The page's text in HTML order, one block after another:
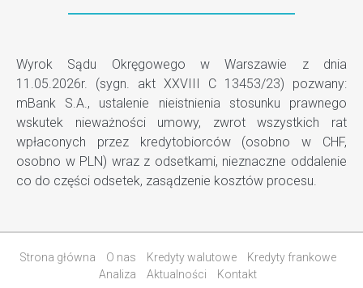
Wyrok Sądu Okręgowego w Warszawie z dnia
11.05.2026r. (sygn. akt XXVIII C 13453/23) pozwany:
mBank S.A., ustalenie nieistnienia stosunku prawnego
wskutek nieważności umowy, zwrot wszystkich rat
wpłaconych przez kredytobiorców (osobno w CHF,
osobno w PLN) wraz z odsetkami, nieznaczne oddalenie
co do części odsetek, zasądzenie kosztów procesu.
Strona główna O nas Kredyty walutowe
Kredyty frankowe
Analiza
Aktualności Kontakt